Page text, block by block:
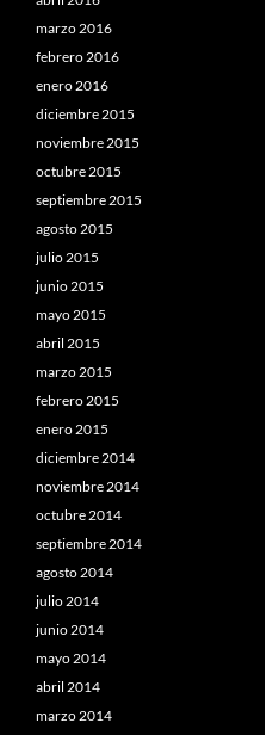
marzo 2016
febrero 2016
enero 2016
diciembre 2015
noviembre 2015
octubre 2015
septiembre 2015
agosto 2015
julio 2015
junio 2015
mayo 2015
abril 2015
marzo 2015
febrero 2015
enero 2015
diciembre 2014
noviembre 2014
octubre 2014
septiembre 2014
agosto 2014
julio 2014
junio 2014
mayo 2014
abril 2014
marzo 2014